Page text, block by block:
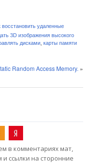
восстановить удаленные
3D изображения высокого
дисками карты памяти
Random Access Memory. »
в комментариях мат,
и ссылки на сторонние